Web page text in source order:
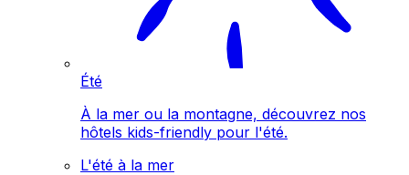
Été
À la mer ou la montagne, découvrez nos
hôtels kids-friendly pour l'été.
L'été à la mer